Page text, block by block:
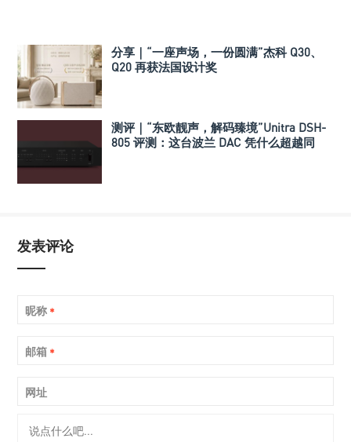
分享｜“一座声场，一份圆满”杰科 Q30、
Q20 再获法国设计奖
测评｜“东欧靓声，解码臻境”Unitra DSH-
805 评测：这台波兰 DAC 凭什么超越同
发表评论
昵称 *
邮箱 *
网址